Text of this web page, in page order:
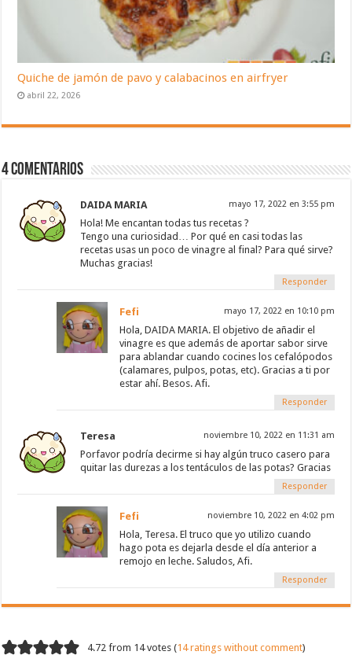
Quiche de jamón de pavo y calabacinos en airfryer
abril 22, 2026
4 Comentarios
DAIDA MARIA mayo 17, 2022 en 3:55 pm
Hola! Me encantan todas tus recetas ?
Tengo una curiosidad… Por qué en casi todas las
recetas usas un poco de vinagre al final? Para qué sirve?
Muchas gracias!
Responder
Fefi mayo 17, 2022 en 10:10 pm
Hola, DAIDA MARIA. El objetivo de añadir el
vinagre es que además de aportar sabor sirve
para ablandar cuando cocines los cefalópodos
(calamares, pulpos, potas, etc). Gracias a ti por
estar ahí. Besos. Afi.
Responder
Teresa noviembre 10, 2022 en 11:31 am
Porfavor podría decirme si hay algún truco casero para
quitar las durezas a los tentáculos de las potas? Gracias
Responder
Fefi noviembre 10, 2022 en 4:02 pm
Hola, Teresa. El truco que yo utilizo cuando
hago pota es dejarla desde el día anterior a
remojo en leche. Saludos, Afi.
Responder
4.72 from 14 votes (14 ratings without comment)